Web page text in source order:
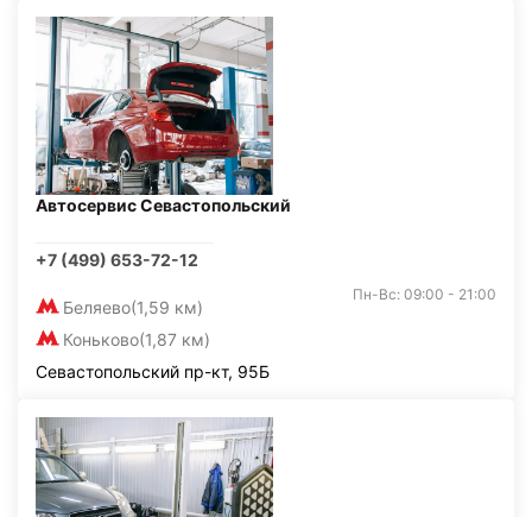
Автосервис Севастопольский
+7 (499) 653-72-12
Беляево(1,59 км)
Коньково(1,87 км)
Пн-Вс: 09:00 - 21:00
Севастопольский пр-кт, 95Б